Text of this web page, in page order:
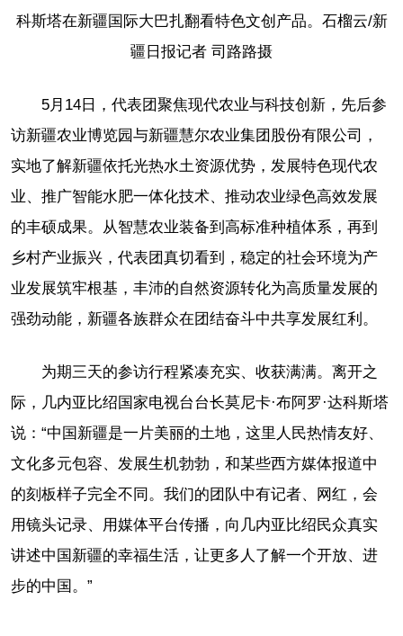
科斯塔在新疆国际大巴扎翻看特色文创产品。石榴云/新
疆日报记者 司路路摄
5月14日，代表团聚焦现代农业与科技创新，先后参
访新疆农业博览园与新疆慧尔农业集团股份有限公司，
实地了解新疆依托光热水土资源优势，发展特色现代农
业、推广智能水肥一体化技术、推动农业绿色高效发展
的丰硕成果。从智慧农业装备到高标准种植体系，再到
乡村产业振兴，代表团真切看到，稳定的社会环境为产
业发展筑牢根基，丰沛的自然资源转化为高质量发展的
强劲动能，新疆各族群众在团结奋斗中共享发展红利。
为期三天的参访行程紧凑充实、收获满满。离开之
际，几内亚比绍国家电视台台长莫尼卡·布阿罗·达科斯塔
说：“中国新疆是一片美丽的土地，这里人民热情友好、
文化多元包容、发展生机勃勃，和某些西方媒体报道中
的刻板样子完全不同。我们的团队中有记者、网红，会
用镜头记录、用媒体平台传播，向几内亚比绍民众真实
讲述中国新疆的幸福生活，让更多人了解一个开放、进
步的中国。”